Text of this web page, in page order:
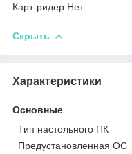
Карт-ридер Нет
Скрыть
Характеристики
Основные
Тип настольного ПК
Предустановленная ОС